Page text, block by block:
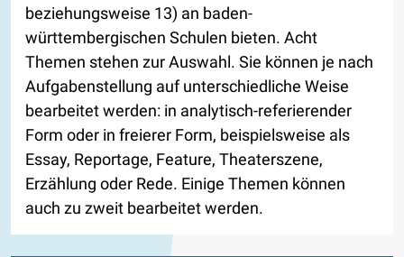
beziehungsweise 13) an baden-
württembergischen Schulen bieten. Acht
Themen stehen zur Auswahl. Sie können je nach
Aufgabenstellung auf unterschiedliche Weise
bearbeitet werden: in analytisch-referierender
Form oder in freierer Form, beispielsweise als
Essay, Reportage, Feature, Theaterszene,
Erzählung oder Rede. Einige Themen können
auch zu zweit bearbeitet werden.